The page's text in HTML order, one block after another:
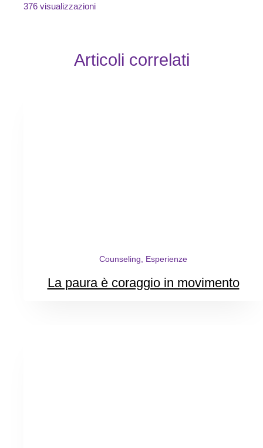
376 visualizzazioni
Articoli correlati
Counseling, Esperienze
La paura è coraggio in movimento